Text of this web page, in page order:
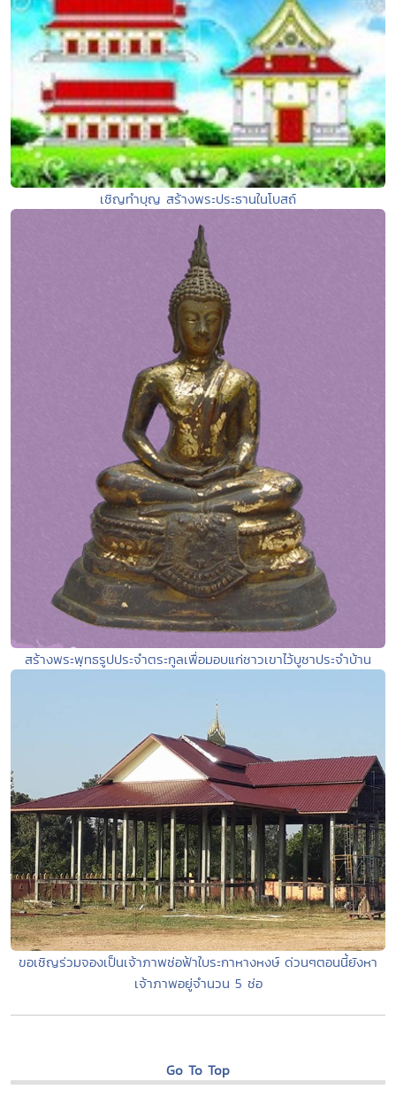
เชิญทำบุญ สร้างพระประธานในโบสถ์
สร้างพระพุทธรูปประจำตระกูลเพื่อมอบแก่ชาวเขาไว้บูชาประจำบ้าน
ขอเชิญร่วมจองเป็นเจ้าภาพช่อฟ้าใบระกาหางหงษ์ ด่วนๆตอนนี้ยังหา
เจ้าภาพอยู่จำนวน 5 ช่อ
Go To Top